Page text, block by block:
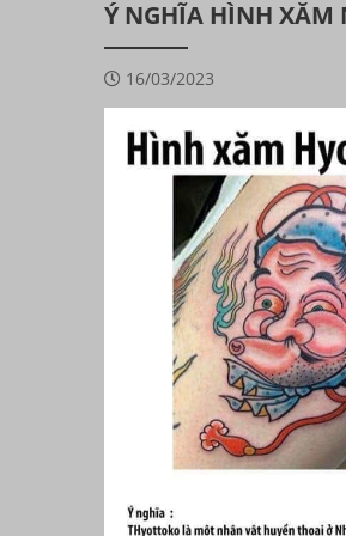
Ý NGHĨA HÌNH XĂM
16/03/2023